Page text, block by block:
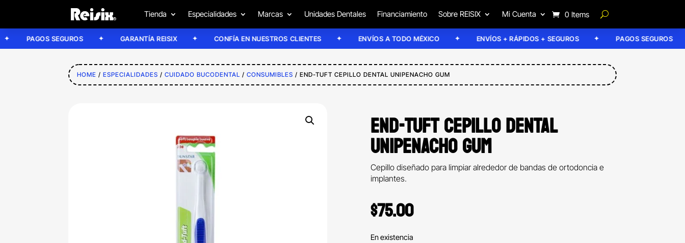
Tienda Especialidades Marcas Unidades Dentales Financiamiento Sobre REISIX Mi Cuenta 0 Items
PAGOS SEGUROS GARANTÍA REISIX CONFÍA EN NUESTROS CLIENTES ENVÍOS A TODO MÉXICO ENVÍOS + RÁPIDOS + SEGUROS PAGOS SEGUROS
HOME /ESPECIALIDADES /CUIDADO BUCODENTAL /CONSUMIBLES / END-TUFT CEPILLO DENTAL UNIPENACHO GUM
END-TUFT CEPILLO DENTAL
UNIPENACHO GUM
Cepillo diseñado para limpiar alrededor de bandas de ortodoncia e
implantes.
$75.00
En existencia